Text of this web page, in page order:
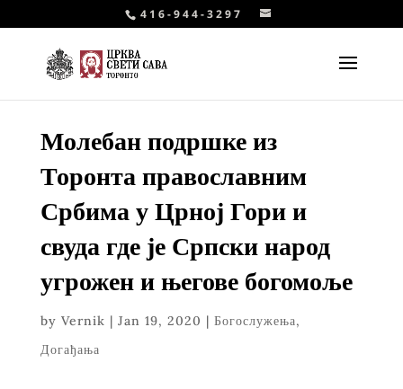
416-944-3297
Молебан подршке из
Торонта православним
Србима у Црној Гори и
свуда где је Српски народ
угрожен и његове богомоље
by Vernik | Jan 19, 2020 | Богослужења,
Догађања